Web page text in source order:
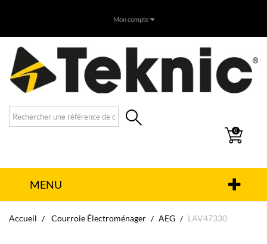
Mon compte
0
MENU
Accueil Courroie Électroménager AEG LAV47330